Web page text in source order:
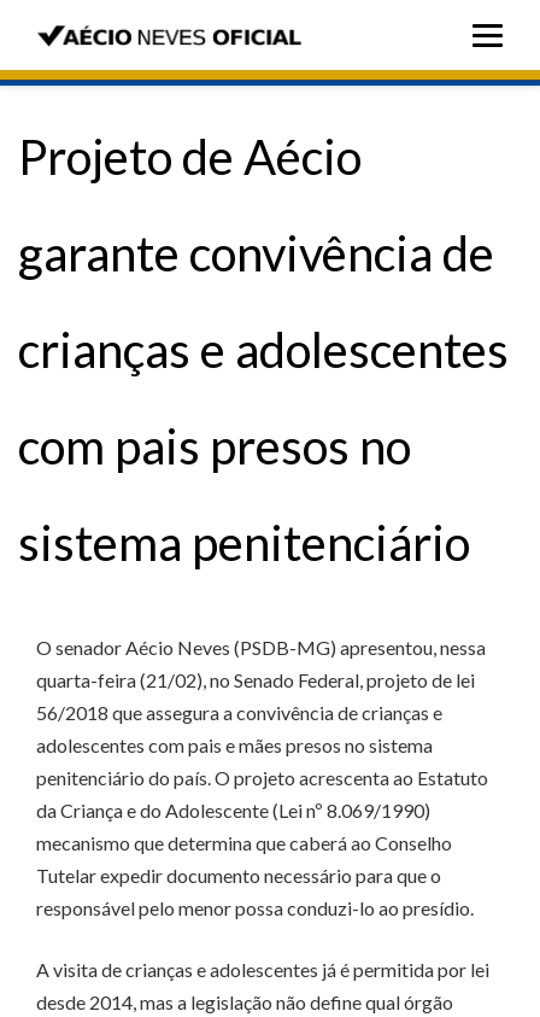
Projeto de Aécio
garante convivência de
crianças e adolescentes
com pais presos no
sistema penitenciário
O senador Aécio Neves (PSDB-MG) apresentou, nessa
quarta-feira (21/02), no Senado Federal, projeto de lei
56/2018 que assegura a convivência de crianças e
adolescentes com pais e mães presos no sistema
penitenciário do país. O projeto acrescenta ao Estatuto
da Criança e do Adolescente (Lei nº 8.069/1990)
mecanismo que determina que caberá ao Conselho
Tutelar expedir documento necessário para que o
responsável pelo menor possa conduzi-lo ao presídio.
A visita de crianças e adolescentes já é permitida por lei
desde 2014, mas a legislação não define qual órgão